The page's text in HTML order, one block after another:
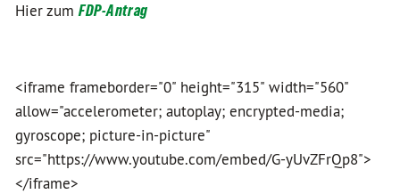
Hier zumFDP-Antrag
<iframe frameborder="0" height="315" width="560"
allow="accelerometer; autoplay; encrypted-media;
gyroscope; picture-in-picture"
src="https://www.youtube.com/embed/G-yUvZFrQp8">
</iframe>